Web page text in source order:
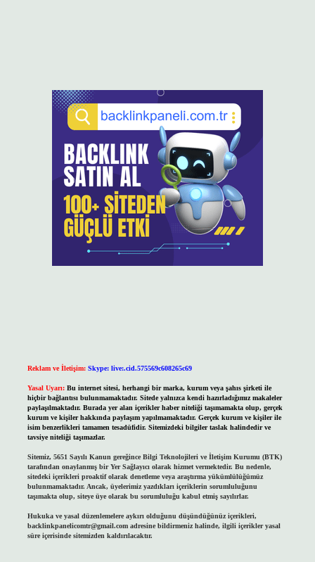
Reklam ve İletişim: Skype: live:.cid.575569c608265c69
Yasal Uyarı: Bu internet sitesi, herhangi bir marka, kurum veya şahıs şirketi ile
hiçbir bağlantısı bulunmamaktadır. Sitede yalnızca kendi hazırladığımız makaleler
paylaşılmaktadır. Burada yer alan içerikler haber niteliği taşımamakta olup, gerçek
kurum ve kişiler hakkında paylaşım yapılmamaktadır. Gerçek kurum ve kişiler ile
isim benzerlikleri tamamen tesadüfidir. Sitemizdeki bilgiler taslak halindedir ve
tavsiye niteliği taşımazlar.
Sitemiz, 5651 Sayılı Kanun gereğince Bilgi Teknolojileri ve İletişim Kurumu (BTK)
tarafından onaylanmış bir Yer Sağlayıcı olarak hizmet vermektedir. Bu nedenle,
sitedeki içerikleri proaktif olarak denetleme veya araştırma yükümlülüğümüz
bulunmamaktadır. Ancak, üyelerimiz yazdıkları içeriklerin sorumluluğunu
taşımakta olup, siteye üye olarak bu sorumluluğu kabul etmiş sayılırlar.
Hukuka ve yasal düzenlemelere aykırı olduğunu düşündüğünüz içerikleri,
backlinkpanelicomtr@gmail.comadresine bildirmeniz halinde, ilgili içerikler yasal
süre içerisinde sitemizden kaldırılacaktır.